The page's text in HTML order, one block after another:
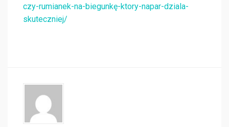
czy-rumianek-na-biegunkę-ktory-napar-dziala-
skuteczniej/